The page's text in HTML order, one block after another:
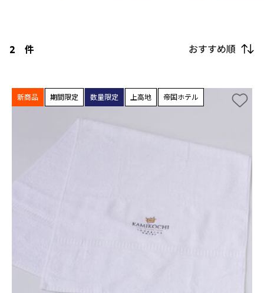
2 件 おすすめ順
新商品 期間限定 数量限定 上高地 帝国ホテル